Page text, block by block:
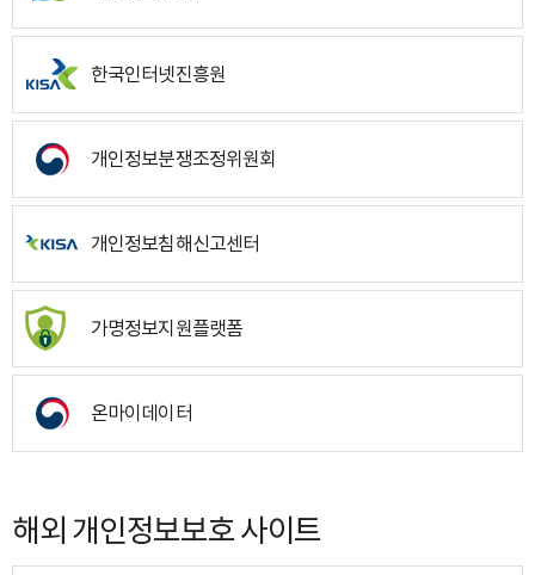
한국인터넷진흥원
개인정보분쟁조정위원회
개인정보침해신고센터
가명정보지원플랫폼
온마이데이터
해외 개인정보보호 사이트